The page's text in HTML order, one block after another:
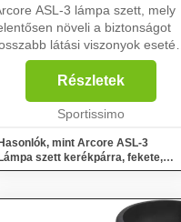
ASL-3 lámpa szett, mely
növeli a biztonságot
látási viszonyok esetén.
Világítási és villogó üzemmóddal
rendelkezik. Elemmel működik,
ami a csomag része. Univerzális
Részletek
Sportissimo
Hasonlók, mint Arcore ASL-3
Lámpa szett kerékpárra, fekete,